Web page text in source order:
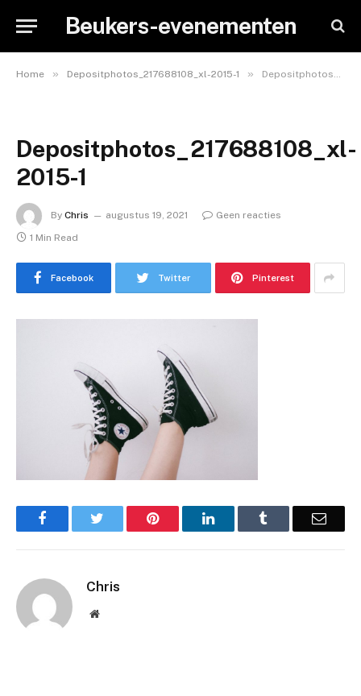
Beukers-evenementen
Home » Depositphotos_217688108_xl-2015-1 » Depositphotos_217688108_xl-2015-1
Depositphotos_217688108_xl-
2015-1
By Chris augustus 19, 2021
Geen reacties
1 Min Read
Facebook Twitter Pinterest
Facebook Pinterest LinkedIn Email
Chris
Website